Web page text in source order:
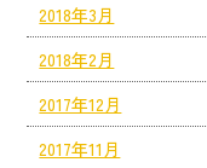
2018年3月
2018年2月
2017年12月
2017年11月